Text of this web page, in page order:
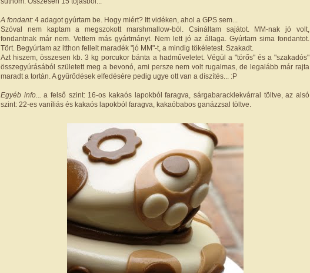
A fondant: 4 adagot gyúrtam be. Hogy miért? Itt vidéken, ahol a GPS sem...
Szóval nem kaptam a megszokott marshmallow-ból. Csináltam sajátot. MM-nak jó volt,
fondantnak már nem. Vettem más gyártmányt. Nem lett jó az állaga. Gyúrtam sima fondantot.
Tört. Begyúrtam az itthon fellelt maradék "jó MM"-t, a mindig tökéletest. Szakadt.
Azt hiszem, összesen kb. 3 kg porcukor bánta a hadműveletet. Végül a "törős" és a "szakadós"
összegyúrásából született meg a bevonó, ami persze nem volt rugalmas, de legalább már rajta
maradt a tortán. A gyűrődések elfedésére pedig ugye ott van a díszítés... :P
Egyéb info...a felső szint: 16-os kakaós lapokból faragva, sárgabaracklekvárral töltve, az alsó
szint: 22-es vaníliás és kakaós lapokból faragva, kakaóbabos ganázzsal töltve.